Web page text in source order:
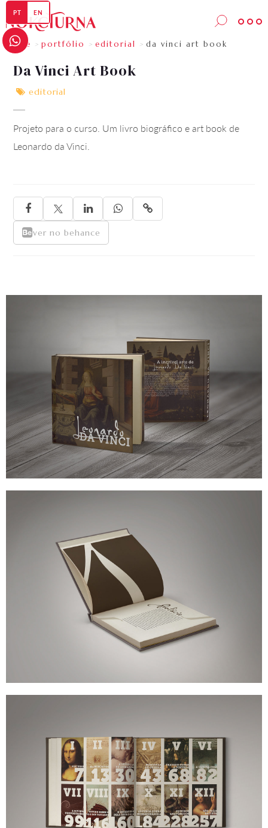
PT EN

home > portfólio > editorial > da vinci art book
Da Vinci Art Book
 editorial
Projeto para o curso. Um livro biográfico e art book de
Leonardo da Vinci.
   
ver no behance